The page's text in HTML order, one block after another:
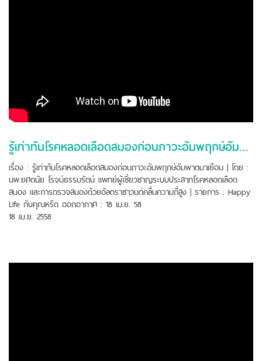
รู้เท่าทันโรคหลอดเลือดสมองก่อนภาวะอัมพฤกษ์อัมพาตมาเยือน
เรื่อง : รู้เท่าทันโรคหลอดเลือดสมองก่อนภาวะอัมพฤกษ์อัมพาตมาเยือน | โดย :
นพ.ยศดนัย โรจน์ธรรมรัตน์ แพทย์ผู้เชี่ยวชาญระบบประสาทโรคหลอดเลือด
สมอง และการตรวจสมองด้วยอัลตราซาวนด์คลื่นความถี่สูง | รายการ : Happy
Life กับคุณหรีด ออกอากาศ : 18 เม.ย. 58
18 เม.ย. 2558